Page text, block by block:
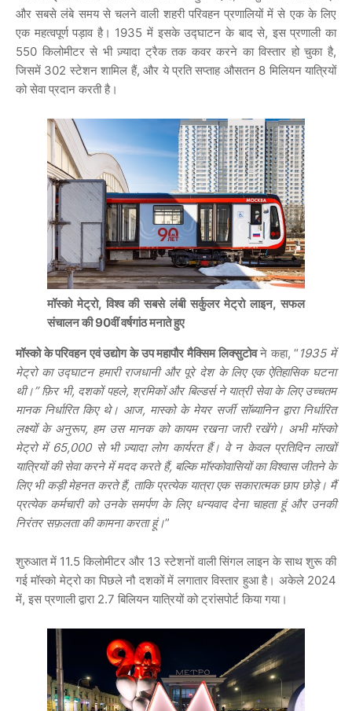
और सबसे लंबे समय से चलने वाली शहरी परिवहन प्रणालियों में से एक के लिए
एक महत्वपूर्ण पड़ाव है। 1935 में इसके उद्घाटन के बाद से, इस प्रणाली का
550 किलोमीटर से भी ज़्यादा ट्रैक तक कवर करने का विस्तार हो चुका है,
जिसमें 302 स्टेशन शामिल हैं, और ये प्रति सप्ताह औसतन 8 मिलियन यात्रियों
को सेवा प्रदान करती है।
मॉस्को मेट्रो, विश्व की सबसे लंबी सर्कुलर मेट्रो लाइन, सफल
संचालन की 90वीं वर्षगांठ मनाते हुए
मॉस्को के परिवहन एवं उद्योग के उप महापौर मैक्सिम लिक्सुटोवने कहा, “1935 में
मेट्रो का उद्घाटन हमारी राजधानी और पूरे देश के लिए एक ऐतिहासिक घटना
थी।” फ़िर भी, दशकों पहले, श्रमिकों और बिल्डर्स ने यात्री सेवा के लिए उच्चतम
मानक निर्धारित किए थे। आज, मास्को के मेयर सर्जी सॉब्यानिन द्वारा निर्धारित
लक्ष्यों के अनुरूप, हम उस मानक को कायम रखना जारी रखेंगे। अभी मॉस्को
मेट्रो में 65,000 से भी ज़्यादा लोग कार्यरत हैं। वे न केवल प्रतिदिन लाखों
यात्रियों की सेवा करने में मदद करते हैं, बल्कि मॉस्कोवासियों का विश्वास जीतने के
लिए भी कड़ी मेहनत करते हैं, ताकि प्रत्येक यात्रा एक सकारात्मक छाप छोड़े। मैं
प्रत्येक कर्मचारी को उनके समर्पण के लिए धन्यवाद देना चाहता हूं और उनकी
निरंतर सफ़लता की कामना करता हूं।”
शुरुआत में 11.5 किलोमीटर और 13 स्टेशनों वाली सिंगल लाइन के साथ शुरू की
गई मॉस्को मेट्रो का पिछले नौ दशकों में लगातार विस्तार हुआ है। अकेले 2024
में, इस प्रणाली द्वारा 2.7 बिलियन यात्रियों को ट्रांसपोर्ट किया गया।